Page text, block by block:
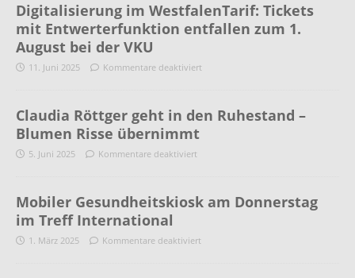
Digitalisierung im WestfalenTarif: Tickets
mit Entwerterfunktion entfallen zum 1.
August bei der VKU
11. Juni 2025 Kommentare deaktiviert
Claudia Röttger geht in den Ruhestand –
Blumen Risse übernimmt
5. Juni 2025 Kommentare deaktiviert
Mobiler Gesundheitskiosk am Donnerstag
im Treff International
1. März 2025 Kommentare deaktiviert